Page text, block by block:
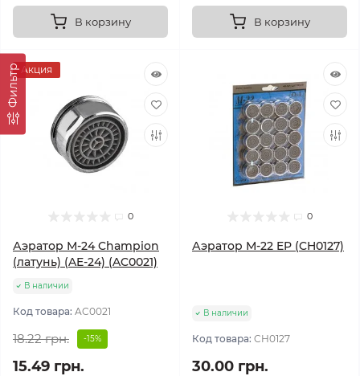
Фильтр
В корзину В корзину
Акция
0
Аэратор М-24 Champion
(латунь) (AE-24) (AC0021)
В наличии
Код товара: AC0021
18.22 грн. -15%
15.49 грн.
0
Аэратор М-22 EP (CH0127)
В наличии
Код товара: CH0127
30.00 грн.